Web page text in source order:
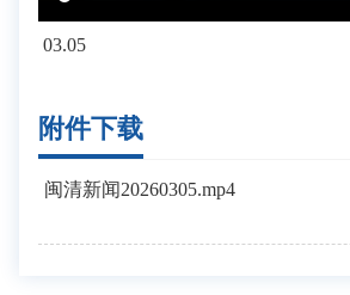
03.05
附件下载
闽清新闻20260305.mp4